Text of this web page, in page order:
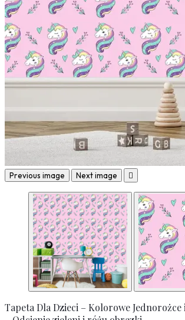
Previous image Next image 
Tapeta Dla Dzieci – Kolorowe Jednorożce